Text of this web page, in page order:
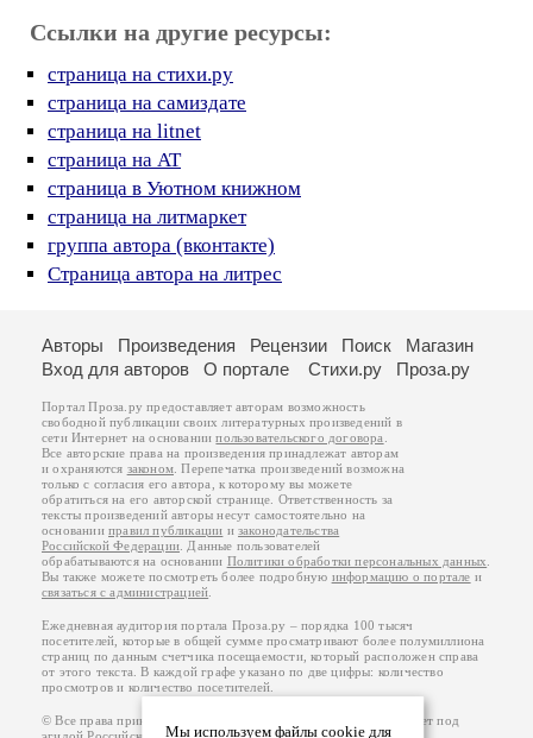
Ссылки на другие ресурсы:
страница на стихи.ру
страница на самиздате
страница на litnet
страница на AT
страница в Уютном книжном
страница на литмаркет
группа автора (вконтакте)
Страница автора на литрес
Мы используем файлы cookie для
Авторы Произведения Рецензии Поиск
Магазин
Вход для авторов
О портале Стихи.ру Проза.ру
Портал Проза.ру предоставляет авторам возможность
свободной публикации своих литературных произведений в
сети Интернет на основаниипользовательского договора
Все авторские права на произведения принадлежат авторам
и охраняются законом . Перепечатка произведений возможна
только с согласия его автора, к которому вы можете
обратиться на его авторской странице. Ответственность за
тексты произведений авторы несут самостоятельно на
основанииправил публикации изаконодательства
Российской Федерации . Данные пользователей
обрабатываются на основании Политики обработки персональных данных
Вы также можете посмотреть более подробную информацию о портале и
связаться с администрацией
Ежедневная аудитория портала Проза.ру – порядка 100 тысяч
посетителей, которые в общей сумме просматривают более полумиллиона
страниц по данным счетчика посещаемости, который расположен справа
от этого текста. В каждой графе указано по две цифры: количество
просмотров и количество посетителей.
© Все права принадлежат авторам, 2000-2026. Портал работает под